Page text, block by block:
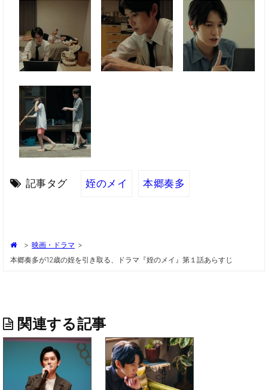
記事タグ 姪のメイ 本郷奏多
> 映画・ドラマ >
本郷奏多が12歳の姪を引き取る、ドラマ『姪のメイ』第１話あらすじ
関連する記事